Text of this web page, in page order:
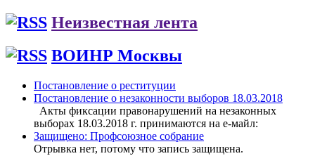
Неизвестная лента
ВОИНР Москвы
Постановление о реституции
Постановление о незаконности выборов 18.03.2018
Акты фиксации правонарушений на незаконных
выборах 18.03.2018 г. принимаются на е-майл:
Защищено: Профсоюзное собрание
Отрывка нет, потому что запись защищена.